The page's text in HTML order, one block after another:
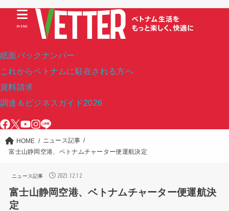
紙面バックナンバー
これからベトナムに駐在される方へ
資料請求
調達＆ビジネスガイド2026
MENU
HOME
ニュース記事
富士山静岡空港、ベトナムチャーター便運航決定
ニュース記事 2023.12.12
富士山静岡空港、ベトナムチャーター便運航決
定